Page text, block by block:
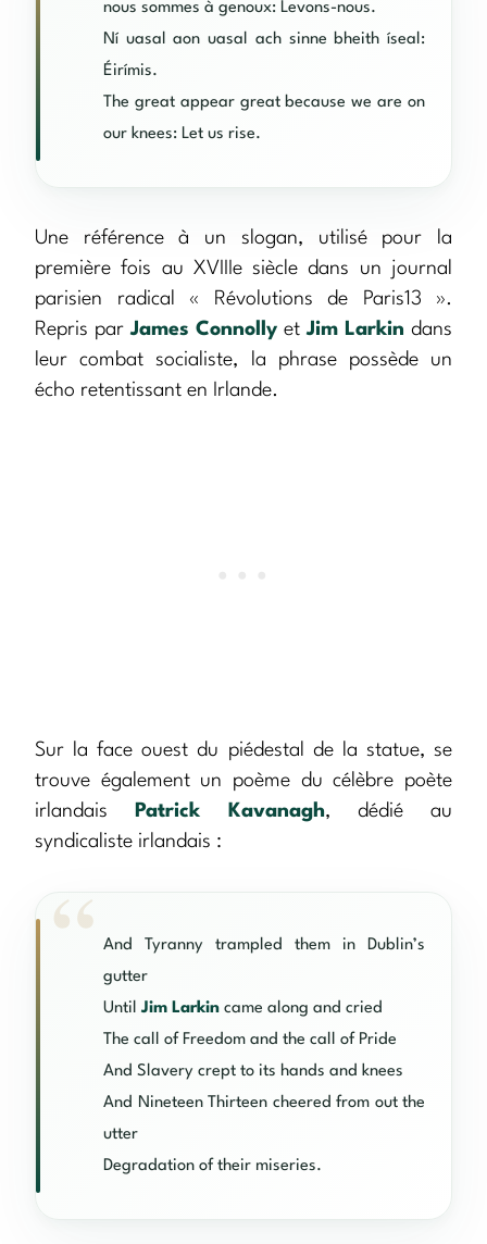
nous sommes à genoux: Levons-nous.
Ní uasal aon uasal ach sinne bheith íseal:
Éirímis.
The great appear great because we are on
our knees: Let us rise.
Une référence à un slogan, utilisé pour la
première fois au XVIIIe siècle dans un journal
parisien radical « Révolutions de Paris13 ».
Repris parJames Connolly etJim Larkin dans
leur combat socialiste, la phrase possède un
écho retentissant en Irlande.
Sur la face ouest du piédestal de la statue, se
trouve également un poème du célèbre poète
irlandais
Patrick Kavanagh, dédié au
syndicaliste irlandais :
And Tyranny trampled them in Dublin’s
gutter
Until Jim Larkin came along and cried
The call of Freedom and the call of Pride
And Slavery crept to its hands and knees
And Nineteen Thirteen cheered from out the
utter
Degradation of their miseries.